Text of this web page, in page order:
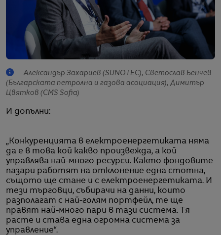
Александър Захариев (SUNOTEC), Светослав Бенчев
(Българската петролна и газова асоциация), Димитър
Цвятков (CMS Sofia)
И допълни:
„Конкуренцията в електроенергетиката няма
да е в това кой какво произвежда, а кой
управлява най-много ресурси. Както фондовите
пазари работят на отклонение една стотна,
същото ще стане и с електроенергетиката. И
тези търговци, събирачи на данни, които
разполагат с най-голям портфейл, те ще
правят най-много пари в тази система. Тя
расте и става една огромна система за
управление“.